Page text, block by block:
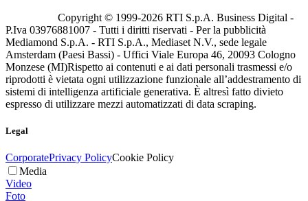
Copyright © 1999-2026 RTI S.p.A. Business Digital -
P.Iva 03976881007 - Tutti i diritti riservati - Per la pubblicità
Mediamond S.p.A. - RTI S.p.A., Mediaset N.V., sede legale
Amsterdam (Paesi Bassi) - Uffici Viale Europa 46, 20093 Cologno
Monzese (MI)Rispetto ai contenuti e ai dati personali trasmessi e/o
riprodotti è vietata ogni utilizzazione funzionale all’addestramento di
sistemi di intelligenza artificiale generativa. È altresì fatto divieto
espresso di utilizzare mezzi automatizzati di data scraping.
Legal
CorporatePrivacy PolicyCookie Policy
Media
Video
Foto